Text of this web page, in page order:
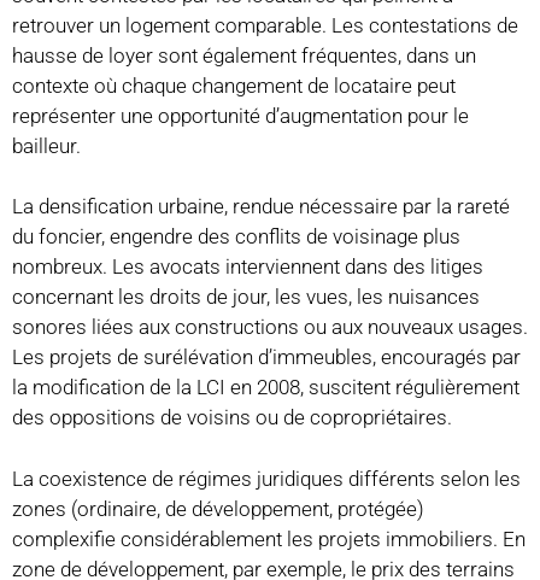
retrouver un logement comparable. Les contestations de
hausse de loyer sont également fréquentes, dans un
contexte où chaque changement de locataire peut
représenter une opportunité d’augmentation pour le
bailleur.
La densification urbaine, rendue nécessaire par la rareté
du foncier, engendre des conflits de voisinage plus
nombreux. Les avocats interviennent dans des litiges
concernant les droits de jour, les vues, les nuisances
sonores liées aux constructions ou aux nouveaux usages.
Les projets de surélévation d’immeubles, encouragés par
la modification de la LCI en 2008, suscitent régulièrement
des oppositions de voisins ou de copropriétaires.
La coexistence de régimes juridiques différents selon les
zones (ordinaire, de développement, protégée)
complexifie considérablement les projets immobiliers. En
zone de développement, par exemple, le prix des terrains